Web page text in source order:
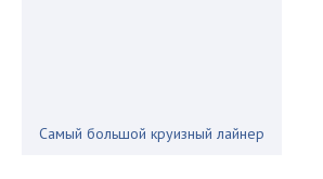
Самый большой круизный лайнер